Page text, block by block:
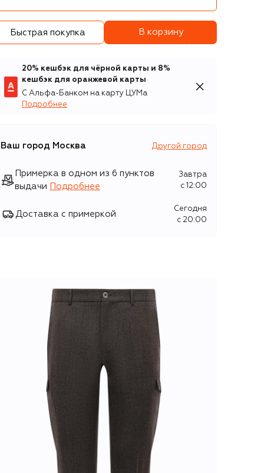
Быстрая покупка В корзину
20% кешбэк для чёрной карты и 8%
кешбэк для оранжевой карты
С Альфа-Банком на карту ЦУМа
Подробнее
Ваш город Москва Другой город
Примерка в одном из 6 пунктов
выдачи
Подробнее
Завтра
c 12:00
Доставка с примеркой
Сегодня
c 20:00